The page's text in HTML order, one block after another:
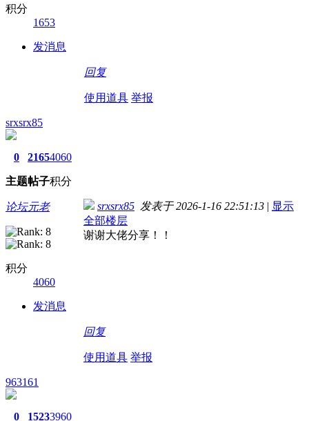
积分
1653
发消息
回复
使用道具 举报
srxsrx85
0
主题
2165
帖子
4060
积分
论坛元老
积分
4060
发消息
srxsrx85 发表于 2026-1-16 22:51:13 | 显示
全部楼层
谢谢大佬分享！！
回复
使用道具 举报
963161
0 15233960